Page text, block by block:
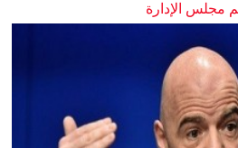
مجلس الإدارة